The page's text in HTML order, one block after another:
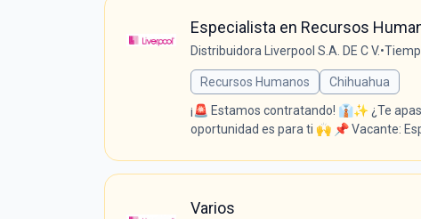
Especialista en Recursos
Distribuidora Liverpool S.A. DE C V.•
Recursos Humanos
Chihuahua
¡🚨 Estamos contratando! 👔✨ ¿Te
oportunidad es para ti 🙌 📌 Vacante:
Varios